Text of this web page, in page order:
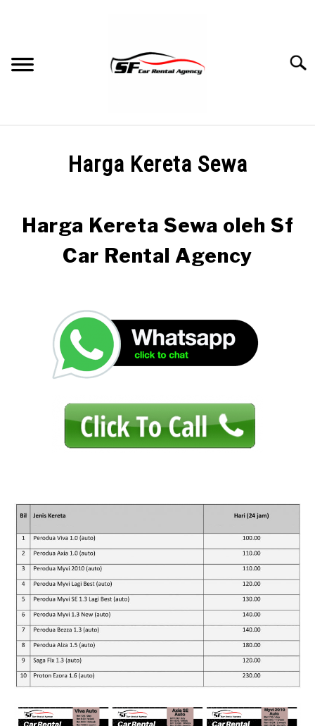
TERM & CONDITION
BOOKING
CONTACT US
Harga Kereta Sewa
Harga Kereta Sewa oleh Sf
Car Rental Agency